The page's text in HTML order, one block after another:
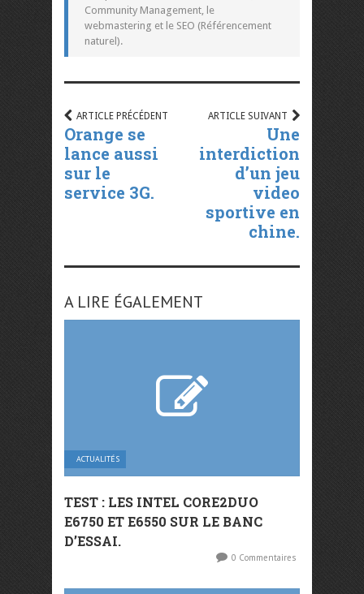
Community Management, le
webmastering et le SEO (Référencement
naturel).
ARTICLE PRÉCÉDENT
Orange se
lance aussi
sur le
service 3G.
ARTICLE SUIVANT
Une
interdiction
d’un jeu
video
sportive en
chine.
A LIRE ÉGALEMENT
ACTUALITÉS
TEST : LES INTEL CORE2DUO
E6750 ET E6550 SUR LE BANC
D’ESSAI.
0 Commentaires